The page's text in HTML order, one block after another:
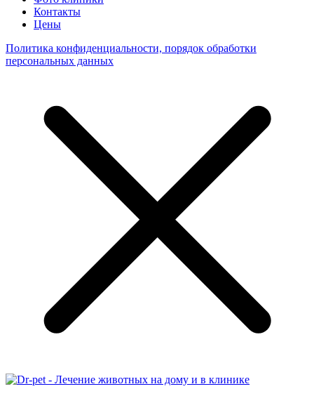
Контакты
Цены
Политика конфиденциальности, порядок обработки
персональных данных